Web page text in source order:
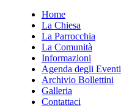
Home
La Chiesa
La Parrocchia
La Comunità
Informazioni
Agenda degli Eventi
Archivio Bollettini
Galleria
Contattaci